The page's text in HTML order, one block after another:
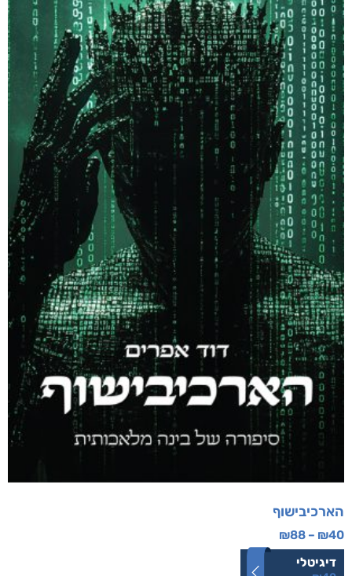
הארכיבישוף
₪40
–
₪88
דיגיטלי